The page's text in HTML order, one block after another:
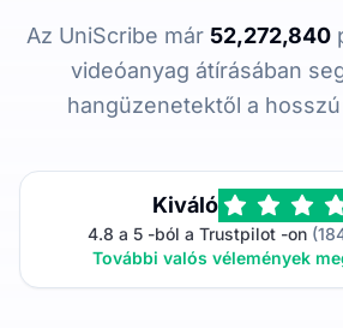
Az UniScribe már 52,272,840
videóanyag átírásában
hangüzenetektől a
Kiváló
4.8 a 5 -ból a Trustpilot -on
További valós vélemények